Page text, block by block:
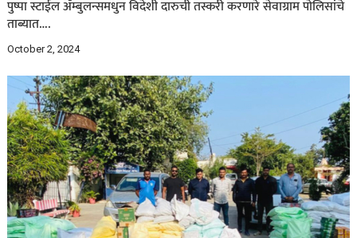
पुष्पा स्टाईल ॲम्बुलन्समधुन विदेशी दारुची तस्करी करणारे सेवाग्राम पोलिसांचे
ताब्यात….
October 2, 2024